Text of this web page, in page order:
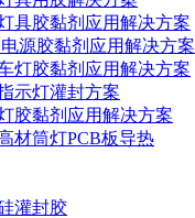
具胶黏剂应用解决方案
源胶黏剂应用解决方案
灯胶黏剂应用解决方案
示灯灌封方案
胶黏剂应用解决方案
材筒灯PCB板导热
灌封胶